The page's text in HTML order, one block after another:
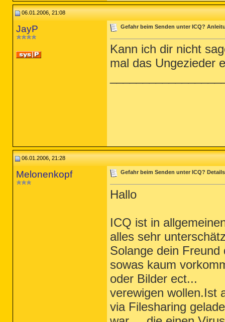
06.01.2006, 21:08
JayP Gefahr beim Senden unter ICQ?
Kann ich dir nicht
mal das Ungezieder
06.01.2006, 21:28
Melonenkopf Gefahr beim Senden unter ICQ? Details
Hallo
ICQ ist in
alles sehr
Solange dein
sowas kaum
oder Bilder ect...
verewigen wollen.Ist
via Filesharing